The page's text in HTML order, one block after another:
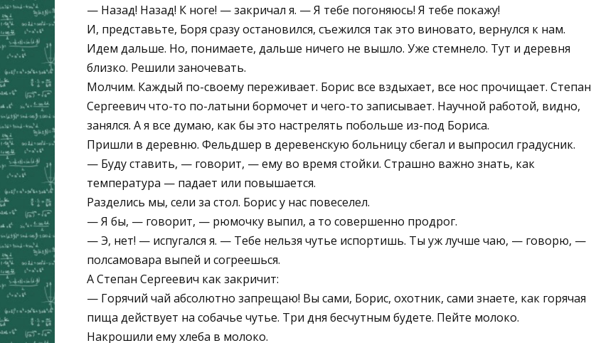
— Назад! Назад! К ноге! — закричал я. — Я тебе погоняюсь! Я тебе покажу!
И, представьте, Боря сразу остановился, съежился так это виновато, вернулся к нам.
Идем дальше. Но, понимаете, дальше ничего не вышло. Уже стемнело. Тут и деревня
близко. Решили заночевать.
Молчим. Каждый по-своему переживает. Борис все вздыхает, все нос прочищает. Степан
Сергеевич что-то по-латыни бормочет и чего-то записывает. Научной работой, видно,
занялся. А я все думаю, как бы это настрелять побольше из-под Бориса.
Пришли в деревню. Фельдшер в деревенскую больницу сбегал и выпросил градусник.
— Буду ставить, — говорит, — ему во время стойки. Страшно важно знать, как
температура — падает или повышается.
Разделись мы, сели за стол. Борис у нас повеселел.
— Я бы, — говорит, — рюмочку выпил, а то совершенно продрог.
— Э, нет! — испугался я. — Тебе нельзя чутье испортишь. Ты уж лучше чаю, — говорю, —
полсамовара выпей и согреешься.
А Степан Сергеевич как закричит:
— Горячий чай абсолютно запрещаю! Вы сами, Борис, охотник, сами знаете, как горячая
пища действует на собачье чутье. Три дня бесчутным будете. Пейте молоко.
Накрошили ему хлеба в молоко.